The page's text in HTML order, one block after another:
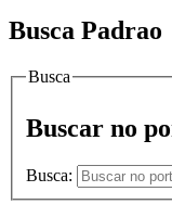
Busca Padrao
Busca
Buscar no
Busca: